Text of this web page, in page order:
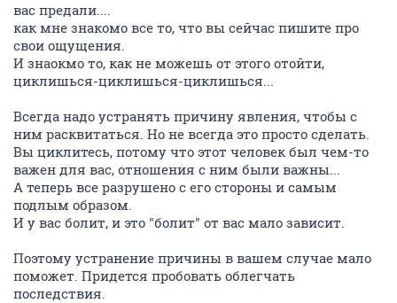
вас предали....
как мне знакомо все то, что вы сейчас пишите про
свои ощущения.
И знаокмо то, как не можешь от этого отойти,
циклишься-циклишься-циклишься...
Всегда надо устранять причину явления, чтобы с
ним расквитаться. Но не всегда это просто сделать.
Вы циклитесь, потому что этот человек был чем-то
важен для вас, отношения с ним были важны...
А теперь все разрушено с его стороны и самым
подлым образом.
И у вас болит, и это "болит" от вас мало зависит.
Поэтому устранение причины в вашем случае мало
поможет. Придется пробовать облегчать
последствия.